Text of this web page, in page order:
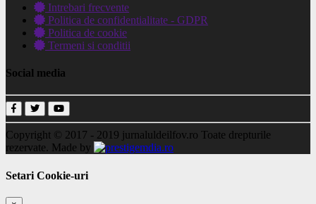
Intrebari frecvente
Politica de confidentialitate - GDPR
Politica de cookie
Termeni si conditii
Social media
Copyright © 2017 - 2019 jurnaluldeilfov.ro Toate drepturile
rezervate. Made by
Setari Cookie-uri